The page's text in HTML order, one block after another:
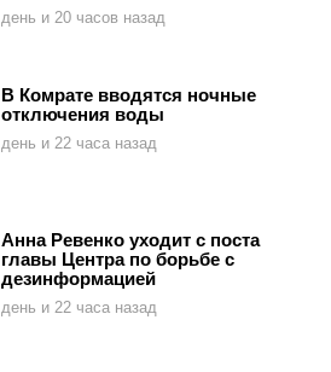
день и 20 часов назад
В Комрате вводятся ночные
отключения воды
день и 22 часа назад
Анна Ревенко уходит с поста
главы Центра по борьбе с
дезинформацией
день и 22 часа назад